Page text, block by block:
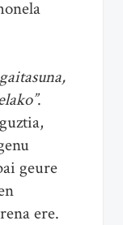
.
geure
ere.